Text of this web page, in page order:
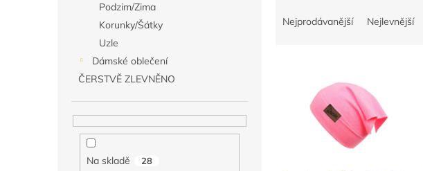
Podzim/Zima
Korunky/Šátky
Uzle
Dámské oblečení
ČERSTVĚ ZLEVNĚNO
Na skladě 28
Nejprodávanější Nejlevnější